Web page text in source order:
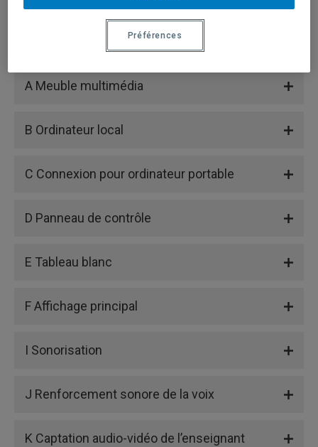
A Meuble multimédia
B Ordinateur local
C Connexion pour ordinateur portable
D Panneau de contrôle
E Tableau blanc
F Affichage principal
I Sonorisation
J Renforcement sonore de la voix
K Captation audio-vidéo de l’enseignant
Préférences